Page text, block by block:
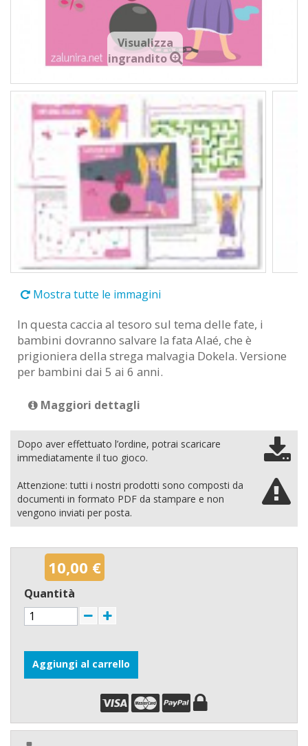
Visualizza
ingrandito
Mostra tutte le immagini
In questa caccia al tesoro sul tema delle fate, i
bambini dovranno salvare la fata Alaé, che è
prigioniera della strega malvagia Dokela. Versione
per bambini dai 5 ai 6 anni.
Maggiori dettagli
Dopo aver effettuato l’ordine, potrai scaricare
immediatamente il tuo gioco.
Attenzione: tutti i nostri prodotti sono composti da
documenti in formato PDF da stampare e non
vengono inviati per posta.
10,00 €
Quantità
Aggiungi al carrello